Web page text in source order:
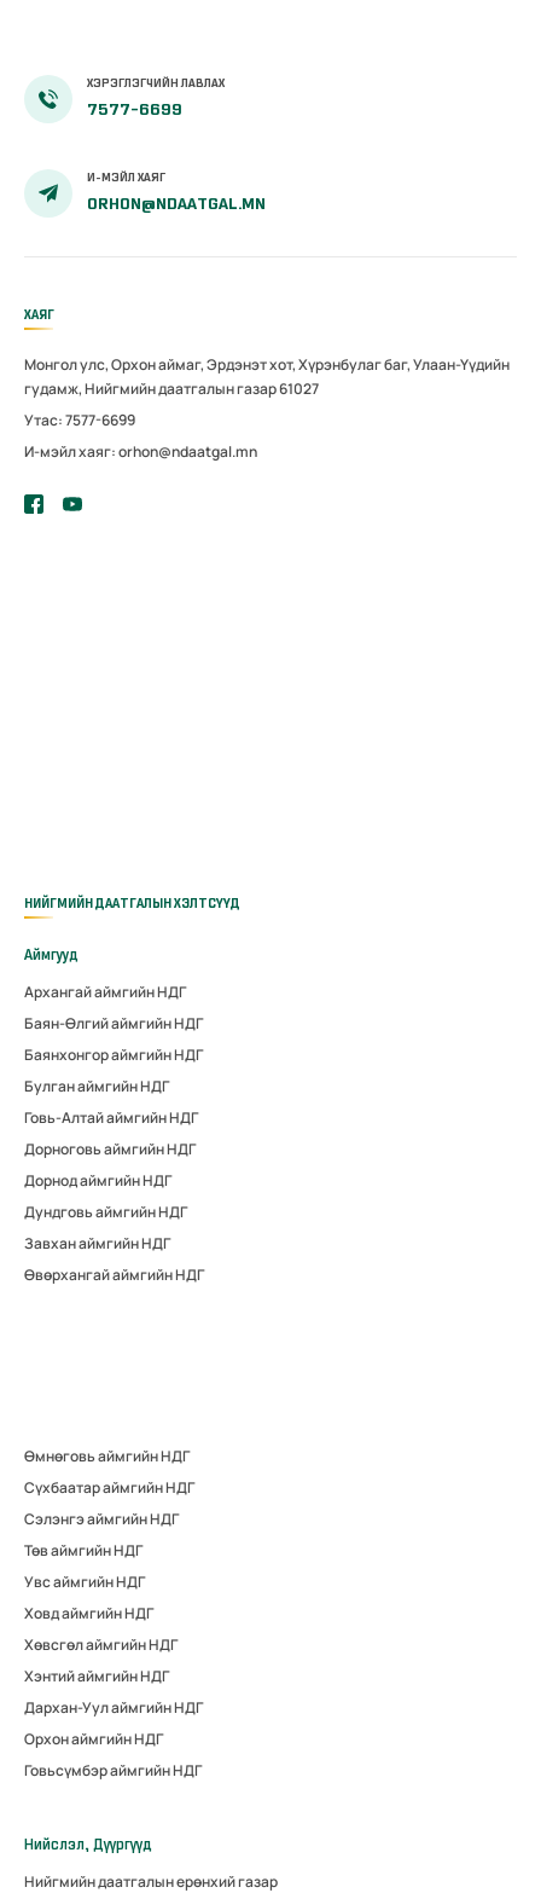
ХЭРЭГЛЭГЧИЙН ЛАВЛАХ
7577-6699
И-МЭЙЛ ХАЯГ
ORHON@NDAATGAL.MN
ХАЯГ
Монгол улс, Орхон аймаг, Эрдэнэт хот, Хүрэнбулаг баг, Улаан-Үүдийн
гудамж, Нийгмийн даатгалын газар 61027
Утас: 7577-6699
И-мэйл хаяг: orhon@ndaatgal.mn
НИЙГМИЙН ДААТГАЛЫН ХЭЛТСҮҮД
Аймгууд
Архангай аймгийн НДГ
Баян-Өлгий аймгийн НДГ
Баянхонгор аймгийн НДГ
Булган аймгийн НДГ
Говь-Алтай аймгийн НДГ
Дорноговь аймгийн НДГ
Дорнод аймгийн НДГ
Дундговь аймгийн НДГ
Завхан аймгийн НДГ
Өвөрхангай аймгийн НДГ
Өмнөговь аймгийн НДГ
Сүхбаатар аймгийн НДГ
Сэлэнгэ аймгийн НДГ
Төв аймгийн НДГ
Увс аймгийн НДГ
Ховд аймгийн НДГ
Хөвсгөл аймгийн НДГ
Хэнтий аймгийн НДГ
Дархан-Уул аймгийн НДГ
Орхон аймгийн НДГ
Говьсүмбэр аймгийн НДГ
Нийслэл, Дүүргүүд
Нийгмийн даатгалын ерөнхий газар